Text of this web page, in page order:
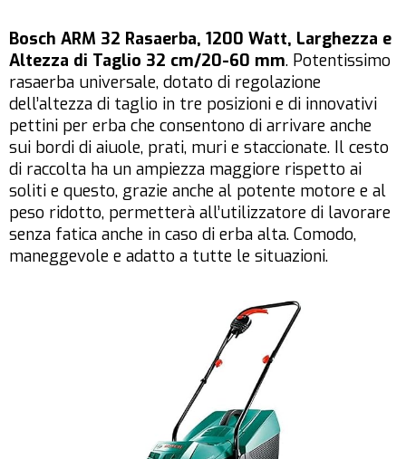
Bosch ARM 32 Rasaerba, 1200 Watt, Larghezza e
Altezza di Taglio 32 cm/20-60 mm. Potentissimo
rasaerba universale, dotato di regolazione
dell’altezza di taglio in tre posizioni e di innovativi
pettini per erba che consentono di arrivare anche
sui bordi di aiuole, prati, muri e staccionate. Il cesto
di raccolta ha un ampiezza maggiore rispetto ai
soliti e questo, grazie anche al potente motore e al
peso ridotto, permetterà all’utilizzatore di lavorare
senza fatica anche in caso di erba alta. Comodo,
maneggevole e adatto a tutte le situazioni.